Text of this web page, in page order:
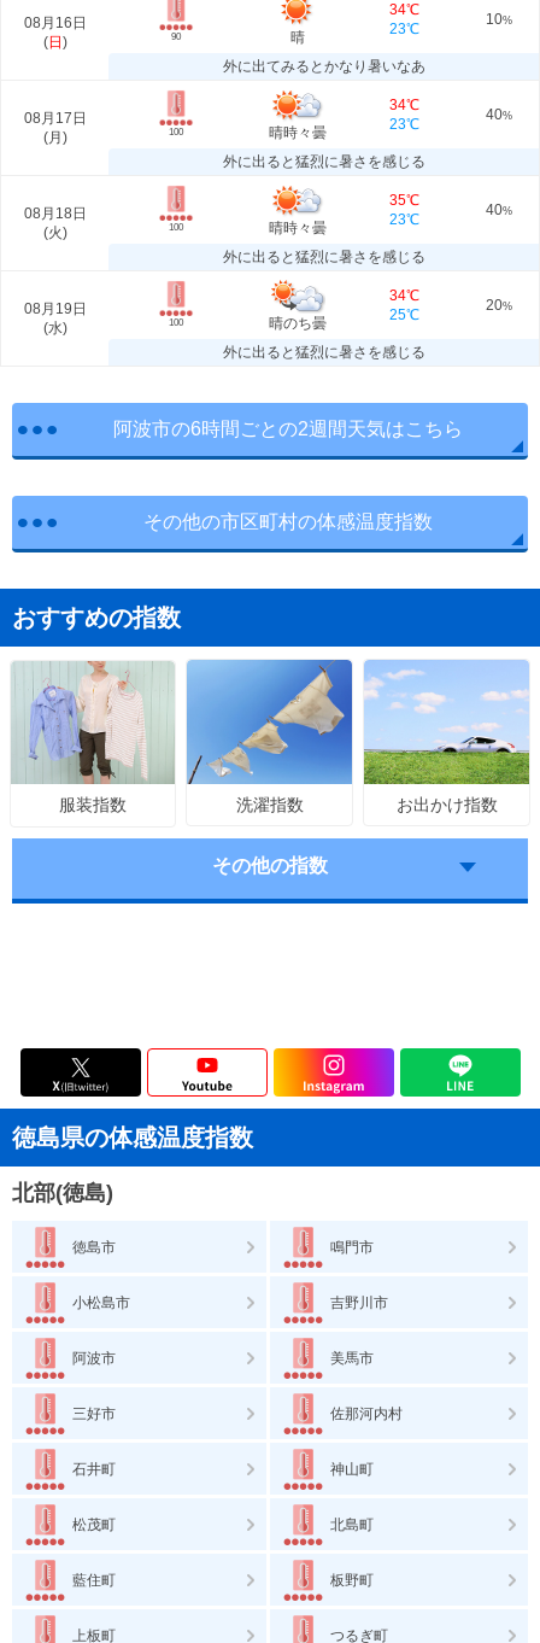
08月16日
(日 ) 90 晴
34℃
23℃
10%
外に出てみるとかなり暑いなあ
08月17日
(月 ) 100 晴時々曇
34℃
23℃
40%
外に出ると猛烈に暑さを感じる
08月18日
(火) 100 晴時々曇
35℃
23℃
40%
外に出ると猛烈に暑さを感じる
08月19日
(水) 100 晴のち曇
34℃
25℃
20%
外に出ると猛烈に暑さを感じる
阿波市の6時間ごとの2週間天気はこちら
その他の市区町村の体感温度指数
おすすめの指数
服装指数 洗濯指数 お出かけ指数
その他の指数
徳島県の体感温度指数
北部(徳島)
徳島市 鳴門市
小松島市 吉野川市
阿波市 美馬市
三好市 佐那河内村
石井町 神山町
松茂町 北島町
藍住町 板野町
上板町 つるぎ町